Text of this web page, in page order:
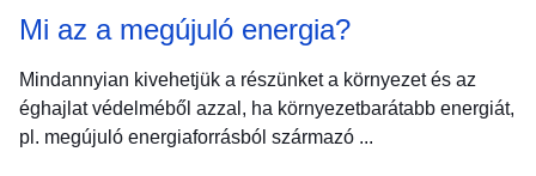
Mi az a megújuló energia?
Mindannyian kivehetjük a részünket a környezet és az
éghajlat védelméből azzal, ha környezetbarátabb energiát,
pl. megújuló energiaforrásból származó ...